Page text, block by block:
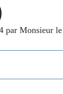
par Monsieur